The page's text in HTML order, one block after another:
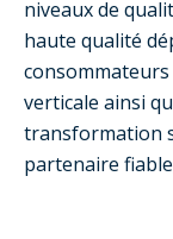
niveaux de
haute qualité
verticale ainsi
transformation
partenaire